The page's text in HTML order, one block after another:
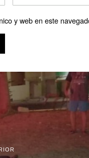
y web en este